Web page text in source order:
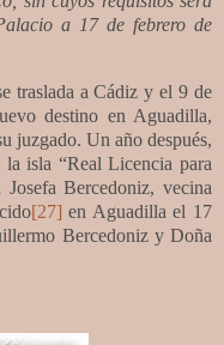
a 17 de febrero de
traslada a Cádiz y el 9 de
destino en Aguadilla,
juzgado. Un año después,
isla “Real Licencia para
Bercedoniz, vecina
[27] en Aguadilla el 17
Bercedoniz y Doña